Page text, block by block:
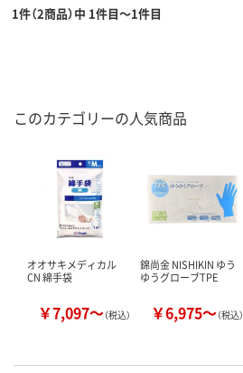
1件（2商品）中 1件目～1件目
このカテゴリーの人気商品
オオサキメディカル
CN 綿手袋
￥7,097～（税込）
錦尚金 NISHIKIN ゆう
ゆうグローブTPE
￥6,975～（税込）